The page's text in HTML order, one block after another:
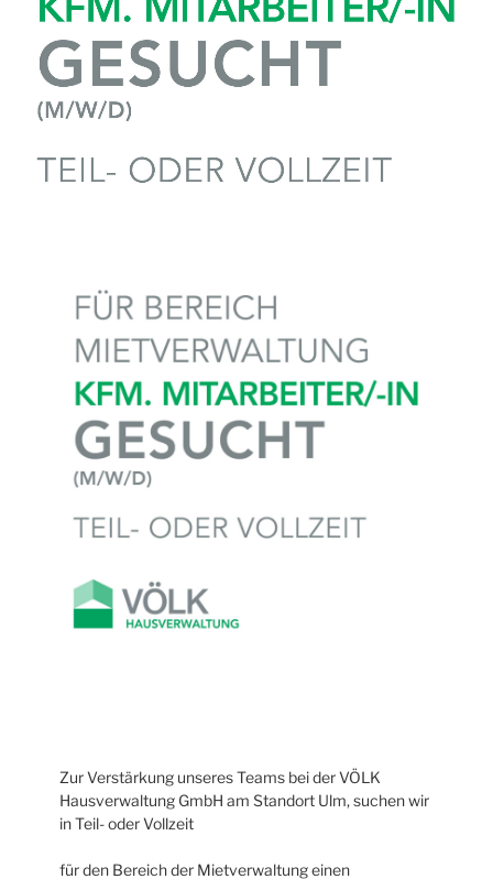
Zur Verstärkung unseres Teams bei der VÖLK
Hausverwaltung GmbH am Standort Ulm, suchen wir
in Teil- oder Vollzeit
für den Bereich der Mietverwaltung einen